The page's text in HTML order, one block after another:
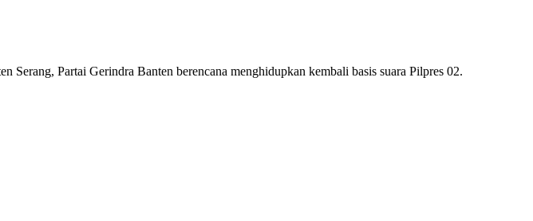
Partai Gerindra Banten berencana menghidupkan kembali basis suara Pilpres 02.